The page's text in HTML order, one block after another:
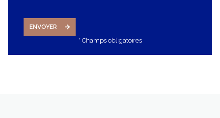
ENVOYER
* Champs obligatoires